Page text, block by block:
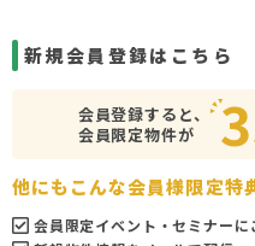
新規会員登録はこちら
会員登録すると、
会員限定物件が
他にもこんな会員様限定特
会員限定イベント・セミナーに